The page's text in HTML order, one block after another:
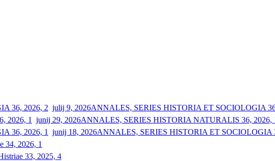
julij 9, 2026ANNALES, SERIES HISTORIA ET SOCIOLOGIA
junij 29, 2026ANNALES, SERIES HISTORIA NATURALIS 36, 2026,
junij 18, 2026ANNALES, SERIES HISTORIA ET SOCIOLOGIA
34, 2026, 1
33, 2025, 4